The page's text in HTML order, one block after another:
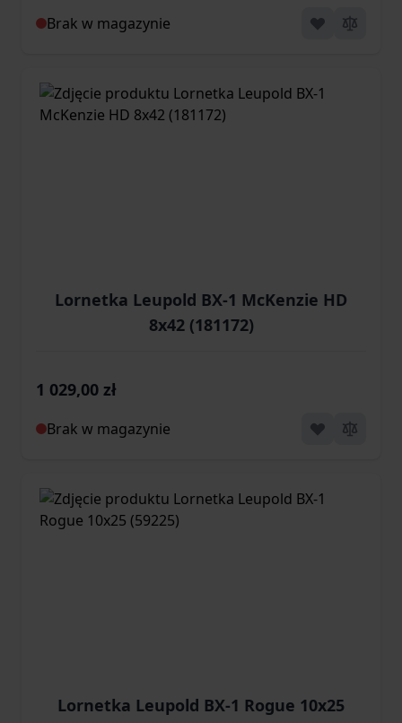
Brak w magazynie
Lornetka Leupold BX-1 McKenzie HD
8x42 (181172)
1 029,00 zł
Brak w magazynie
Lornetka Leupold BX-1 Rogue 10x25